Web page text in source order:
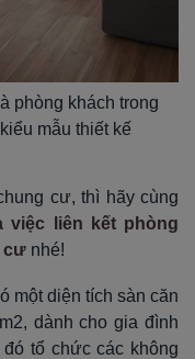
phòng khách trong
mẫu thiết kế
cư, thì hãy cùng
việc
liên kết phòng
cư nhé!
một diện tích sàn căn
dành cho gia đình
tổ chức các không